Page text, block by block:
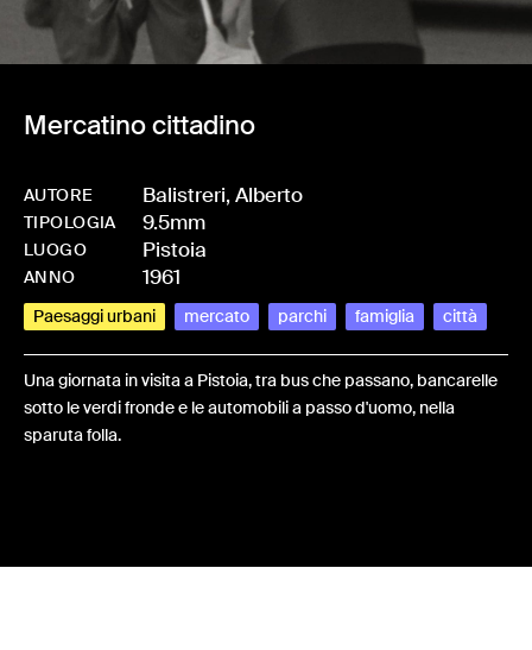
Mercatino cittadino
AUTORE Balistreri, Alberto
TIPOLOGIA 9.5mm
LUOGO Pistoia
ANNO 1961
Paesaggi urbani mercato parchi famiglia città
Una giornata in visita a Pistoia, tra bus che passano, bancarelle
sotto le verdi fronde e le automobili a passo d'uomo, nella
sparuta folla.